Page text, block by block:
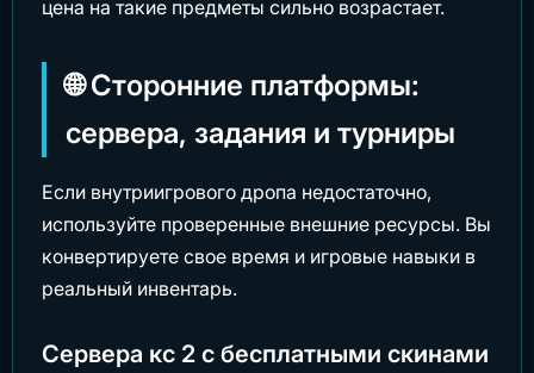
цена на такие предметы сильно возрастает.
🌐 Сторонние платформы:
сервера, задания и турниры
Если внутриигрового дропа недостаточно,
используйте проверенные внешние ресурсы. Вы
конвертируете свое время и игровые навыки в
реальный инвентарь.
Сервера кс 2 с бесплатными скинами